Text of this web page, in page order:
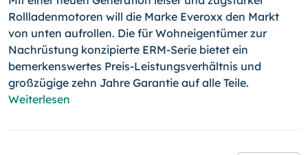
Rollladenmotoren will die Marke Everoxx den Markt
von unten aufrollen. Die für Wohneigen­tümer zur
Nachrüstung konzipier­te ERM-Serie bietet ein
bemerkenswer­tes Preis-Leistungsver­hältnis und
großzügige zehn Jahre Garantie auf alle Teile.
Weiterlesen